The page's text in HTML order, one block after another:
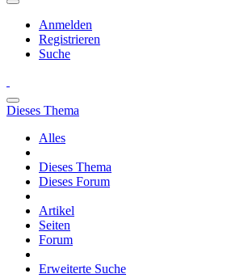
Anmelden
Registrieren
Suche
Dieses Thema
Alles
Dieses Thema
Dieses Forum
Artikel
Seiten
Forum
Erweiterte Suche